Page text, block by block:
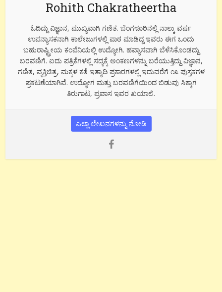
Rohith Chakratheertha
ಓದಿದ್ದು ವಿಜ್ಞಾನ, ಮುಖ್ಯವಾಗಿ ಗಣಿತ. ಬೆಂಗಳೂರಿನಲ್ಲಿ ನಾಲ್ಕು ವರ್ಷ
ಉಪನ್ಯಾಸಕನಾಗಿ ಕಾಲೇಜುಗಳಲ್ಲಿ ಪಾಠ ಮಾಡಿದ್ದ ಇವರು ಈಗ ಒಂದು
ಬಹುರಾಷ್ಟ್ರೀಯ ಕಂಪೆನಿಯಲ್ಲಿ ಉದ್ಯೋಗಿ. ಹವ್ಯಾಸವಾಗಿ ಬೆಳೆಸಿಕೊಂಡದ್ದು
ಬರವಣಿಗೆ. ಐದು ಪತ್ರಿಕೆಗಳಲ್ಲಿ ಸದ್ಯಕ್ಕೆ ಅಂಕಣಗಳನ್ನು ಬರೆಯುತ್ತಿದ್ದು ವಿಜ್ಞಾನ,
ಗಣಿತ, ವ್ಯಕ್ತಿಚಿತ್ರ, ಮಕ್ಕಳ ಕತೆ ಇತ್ಯಾದಿ ಪ್ರಕಾರಗಳಲ್ಲಿ ಇದುವರೆಗೆ ೧೩ ಪುಸ್ತಕಗಳ
ಪ್ರಕಟಣೆಯಾಗಿವೆ. ಉದ್ಯೋಗ ಮತ್ತು ಬರವಣಿಗೆಯಿಂದ ಬಿಡುವು ಸಿಕ್ಕಾಗ
ತಿರುಗಾಟ, ಪ್ರವಾಸ ಇವರ ಖಯಾಲಿ.
ಎಲ್ಲಾ ಲೇಖನಗಳನ್ನು ನೋಡಿ